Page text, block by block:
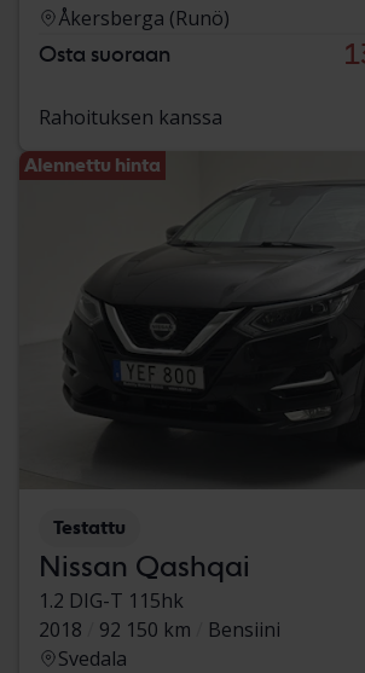
Åkersberga (Runö)
Osta suoraan
Rahoituksen kanssa
Alennettu hinta
Testattu
Nissan Qashqai
1.2 DIG-T 115hk
2018
92 150 km
Bensiini
Svedala